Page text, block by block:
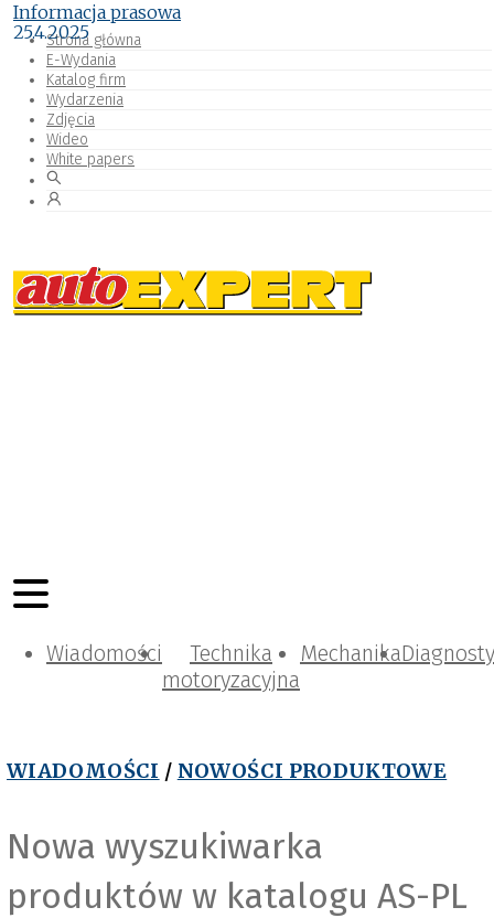
Strona główna
E-Wydania
Katalog firm
Wydarzenia
Zdjęcia
Wideo
White papers
Wiadomości
Technika
motoryzacyjna
Mechanika
WIADOMOŚCI / NOWOŚCI PRODUKTOWE
Nowa wyszukiwarka
produktów w katalogu AS-PL
Informacja prasowa
25.4.2025